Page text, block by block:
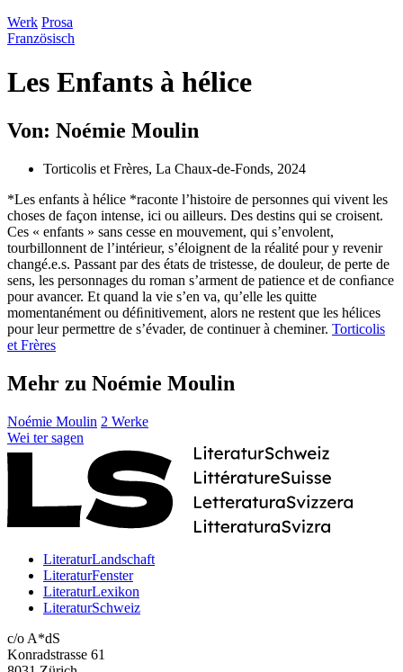
Werk Prosa
Französisch
Les Enfants à hélice
Von: Noémie Moulin
Torticolis et Frères, La Chaux-de-Fonds, 2024
*Les enfants à hélice *raconte l’histoire de personnes qui vivent les
choses de façon intense, ici ou ailleurs. Des destins qui se croisent.
Ces « enfants » sans cesse en mouvement, qui s’envolent,
tourbillonnent de l’intérieur, s’éloignent de la réalité pour y revenir
changé.e.s. Passant par des états de tristesse, de douleur, de perte de
sens, les personnages du roman s’arment de patience et de conﬁance
pour avancer. Et quand la vie s’en va, qu’elle les quitte
momentanément ou déﬁnitivement, alors ne restent que les hélices
pour leur permettre de s’évader, de continuer à cheminer. Torticolis
et Frères
Mehr zu Noémie Moulin
Noémie Moulin 2 Werke
Wei ter sagen
LiteraturLandschaft
LiteraturFenster
LiteraturLexikon
LiteraturSchweiz
c/o A*dS
Konradstrasse 61